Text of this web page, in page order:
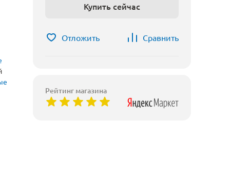
Купить сейчас
Отложить Сравнить
Рейтинг магазина